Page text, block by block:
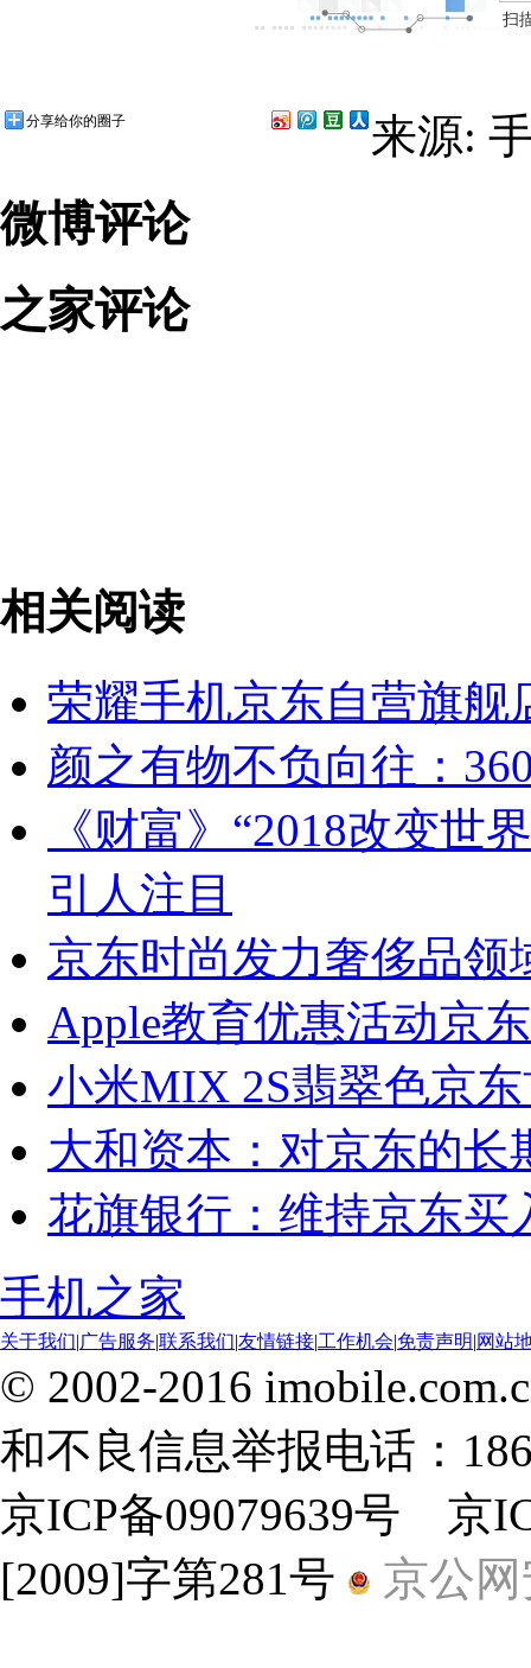
扫
分享给你的圈子 来源:
微博评论
之家评论
相关阅读
荣耀手机京东自营旗舰
颜之有物不负向往：
《财富》“2018改变世
引人注目
京东时尚发力奢侈品领
Apple教育优惠活动京
小米MIX 2S翡翠色京
大和资本：对京东的长
花旗银行：维持京东买
手机之家
关于我们|广告服务|联系我们|友情链接|工作机会|免责声明|网站
© 2002-2016
和不良信息举报电话：
京ICP备09079639号 京
[2009]字第281号
京公网